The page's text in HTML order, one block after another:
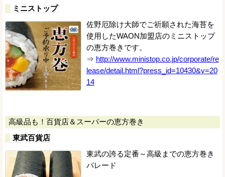
ミニストップ
佐野厄除け大師でご祈願された海苔を
使用したWAON加盟店のミニストップ
の恵方巻きです。
⇒ http://www.ministop.co.jp/corporate/re
lease/detail.html?press_id=10430&y=20
14
高級品も！百貨店＆スーパーの恵方巻き
東武百貨店
東武の誇る定番～高級までの恵方巻き
パレード